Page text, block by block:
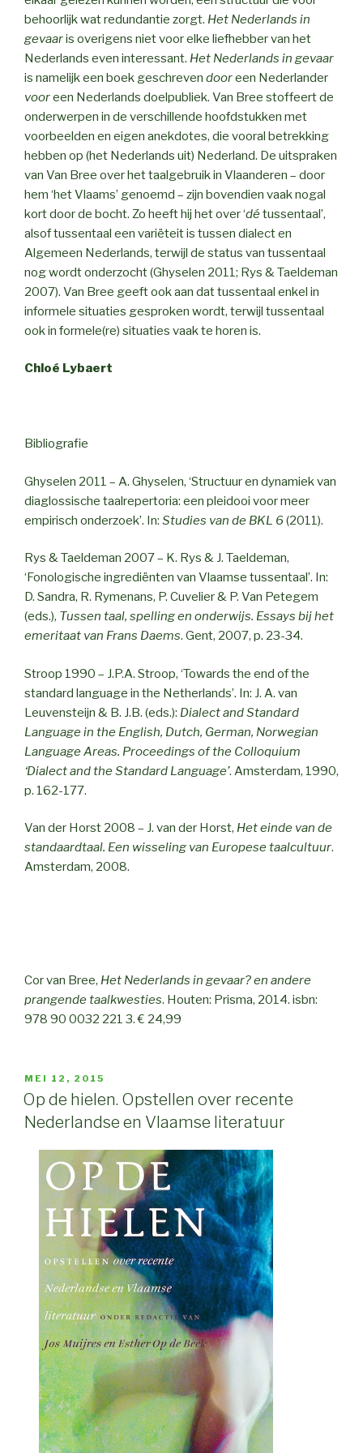
behoorlijk wat redundantie zorgt. Het Nederlands in
gevaaris overigens niet voor elke liefhebber van het
Nederlands even interessant. Het Nederlands in gevaar
is namelijk een boek geschreven dooreen Nederlander
vooreen Nederlands doelpubliek. Van Bree stoffeert de
onderwerpen in de verschillende hoofdstukken met
voorbeelden en eigen anekdotes, die vooral betrekking
hebben op (het Nederlands uit) Nederland. De uitspraken
van Van Bree over het taalgebruik in Vlaanderen – door
hem ‘het Vlaams’ genoemd – zijn bovendien vaak nogal
kort door de bocht. Zo heeft hij het over ‘détussentaal’,
alsof tussentaal een variëteit is tussen dialect en
Algemeen Nederlands, terwijl de status van tussentaal
nog wordt onderzocht (Ghyselen 2011; Rys & Taeldeman
2007). Van Bree geeft ook aan dat tussentaal enkel in
informele situaties gesproken wordt, terwijl tussentaal
ook in formele(re) situaties vaak te horen is.
Chloé Lybaert
Bibliografie
Ghyselen 2011 – A. Ghyselen, ‘Structuur en dynamiek van
diaglossische taalrepertoria: een pleidooi voor meer
empirisch onderzoek’. In: Studies van de BKL 6 (2011).
Rys & Taeldeman 2007 – K. Rys & J. Taeldeman,
‘Fonologische ingrediënten van Vlaamse tussentaal’. In:
D. Sandra, R. Rymenans, P. Cuvelier & P. Van Petegem
(eds.), Tussen taal, spelling en onderwijs. Essays bij het
emeritaat van Frans Daems. Gent, 2007, p. 23-34.
Stroop 1990 – J.P.A. Stroop, ‘Towards the end of the
standard language in the Netherlands’. In: J. A. van
Leuvensteijn & B. J.B. (eds.): Dialect and Standard
Language in the English, Dutch, German, Norwegian
Language Areas. Proceedings of the Colloquium
‘Dialect and the Standard Language’. Amsterdam, 1990,
p. 162-177.
Van der Horst 2008 – J. van der Horst, Het einde van de
standaardtaal. Een wisseling van Europese taalcultuur.
Amsterdam, 2008.
Cor van Bree, Het Nederlands in gevaar? en andere
prangende taalkwesties. Houten: Prisma, 2014. isbn:
978 90 0032 221 3. € 24,99
POSTED
ON
MEI 12, 2015
Op de hielen. Opstellen over recente
Nederlandse en Vlaamse literatuur